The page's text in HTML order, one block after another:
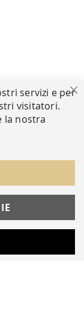
servizi e per
visitatori.
la nostra